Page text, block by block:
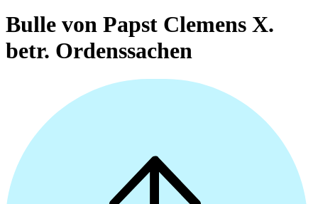
Bulle von Papst Clemens X.
betr. Ordenssachen